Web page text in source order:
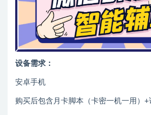
设备需求：
安卓手机
购买后包含月卡脚本（卡密一机一用）+